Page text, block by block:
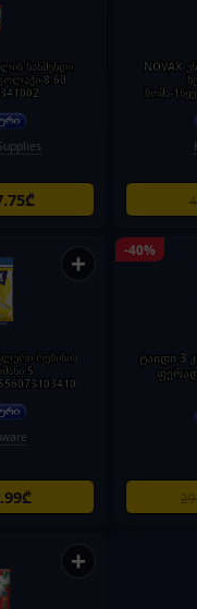
საწმენდი
8.6მ
NOVAX
ზომა-
+
რეზინის
S
-40%
ტაიდი 3 კგ სარეცხი
+